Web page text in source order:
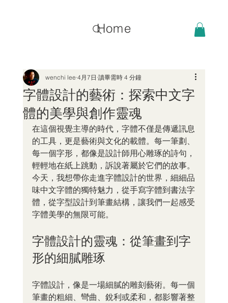
Home
字體設計的藝術：探索中文字
體的美學與創作靈魂
wenchi lee 4月7日 讀畢需時 4 分鐘
在這個視覺主導的時代，字體不僅是傳遞訊息
的工具，更是藝術與文化的載體。每一筆劃、
每一個字形，都像是設計師用心雕琢的詩句，
輕輕地在紙上跳動，訴說著屬於它們的故事。
今天，我想帶你走進字體設計的世界，細細品
味中文字體的獨特魅力，從手寫字體到書法字
體，從字型設計到筆畫結構，讓我們一起感受
字體美學的無限可能。
字體設計的靈魂：從筆畫到字
形的細膩雕琢
字體設計，像是一場細膩的雕刻藝術。每一個
筆畫的粗細、彎曲、銳利或柔和，都影響著整